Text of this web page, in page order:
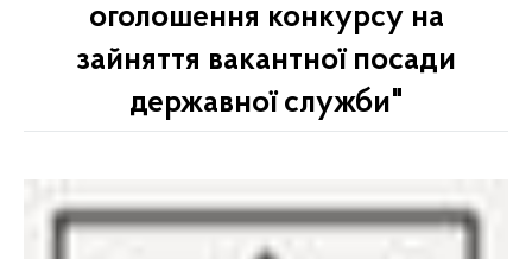
оголошення конкурсу на
зайняття вакантної посади
державної служби"